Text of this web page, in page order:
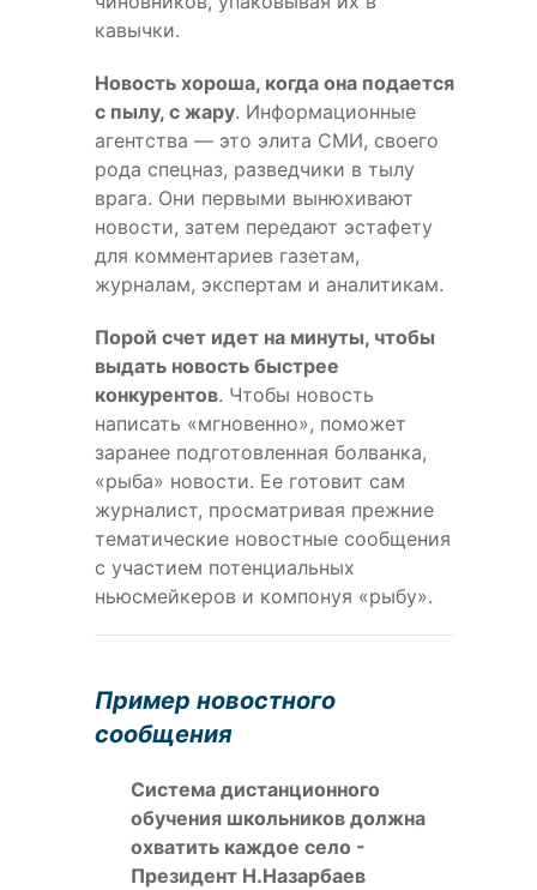
кавычки.
Новость хороша, когда она подается
с пылу, с жару. Информационные
агентства — это элита СМИ, своего
рода спецназ, разведчики в тылу
врага. Они первыми вынюхивают
новости, затем передают эстафету
для комментариев газетам,
журналам, экспертам и аналитикам.
Порой счет идет на минуты, чтобы
выдать новость быстрее
конкурентов. Чтобы новость
написать «мгновенно», поможет
заранее подготовленная болванка,
«рыба» новости. Ее готовит сам
журналист, просматривая прежние
тематические новостные сообщения
с участием потенциальных
ньюсмейкеров и компонуя «рыбу».
Пример новостного
сообщения
Система дистанционного
обучения школьников должна
охватить каждое село -
Президент Н.Назарбаев